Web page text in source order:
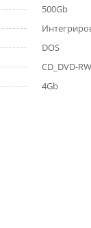
500Gb
DOS
CD_DVD-RW
4Gb